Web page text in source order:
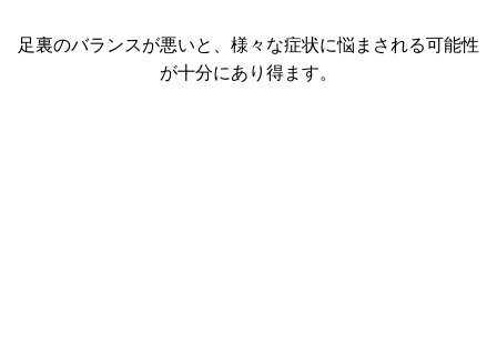
足裏のバランスが悪いと、様々な症状に悩まされる可能性
が十分にあり得ます。